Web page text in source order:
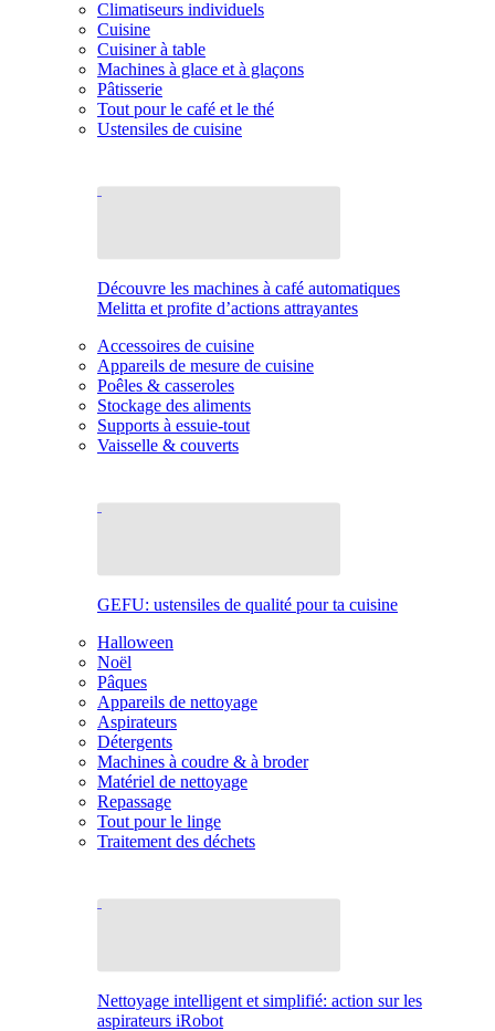
Climatiseurs individuels
Cuisine
Cuisiner à table
Machines à glace et à glaçons
Pâtisserie
Tout pour le café et le thé
Ustensiles de cuisine
Découvre les machines à café automatiques
Melitta et profite d’actions attrayantes
Accessoires de cuisine
Appareils de mesure de cuisine
Poêles & casseroles
Stockage des aliments
Supports à essuie-tout
Vaisselle & couverts
GEFU: ustensiles de qualité pour ta cuisine
Halloween
Noël
Pâques
Appareils de nettoyage
Aspirateurs
Détergents
Machines à coudre & à broder
Matériel de nettoyage
Repassage
Tout pour le linge
Traitement des déchets
Nettoyage intelligent et simplifié: action sur les
aspirateurs iRobot